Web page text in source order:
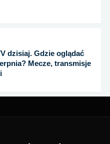
dzisiaj. Gdzie oglądać
Mecze, transmisje